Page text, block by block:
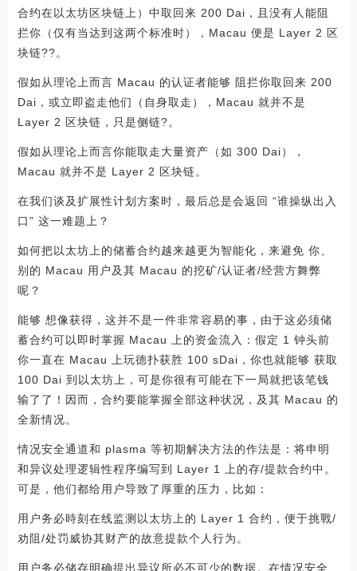
合约在以太坊区块链上）中取回来 200 Dai，且没有人能阻
拦你（仅有当达到这两个标准时），Macau 便是 Layer 2 区
块链??。
假如从理论上而言 Macau 的认证者能够 阻拦你取回来 200
Dai，或立即盗走他们（自身取走），Macau 就并不是
Layer 2 区块链，只是侧链?。
假如从理论上而言你能取走大量资产（如 300 Dai），
Macau 就并不是 Layer 2 区块链。
在我们谈及扩展性计划方案时，最后总是会返回 “谁操纵出入
口” 这一难题上？
如何把以太坊上的储蓄合约越来越更为智能化，来避免 你、
别的 Macau 用户及其 Macau 的挖矿/认证者/经营方舞弊
呢？
能够 想像获得，这并不是一件非常容易的事，由于这必须储
蓄合约可以即时掌握 Macau 上的资金流入：假定 1 钟头前
你一直在 Macau 上玩德扑获胜 100 sDai，你也就能够 获取
100 Dai 到以太坊上，可是你很有可能在下一局就把该笔钱
输了了！因而，合约要能掌握全部这种状况，及其 Macau 的
全新情况。
情况安全通道和 plasma 等初期解决方法的作法是：将申明
和异议处理逻辑性程序编写到 Layer 1 上的存/提款合约中。
可是，他们都给用户导致了厚重的压力，比如：
用户务必時刻在线监测以太坊上的 Layer 1 合约，便于挑戰/
劝阻/处罚威协其财产的故意提款个人行为。
用户务必储存明确提出异议所必不可少的数据。在情况安全